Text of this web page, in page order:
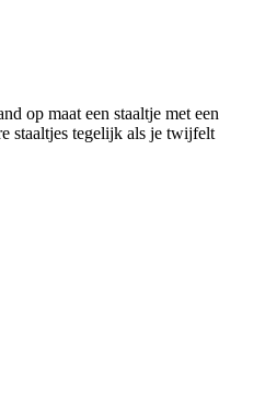
op maat een staaltje met een
staaltjes tegelijk als je twijfelt